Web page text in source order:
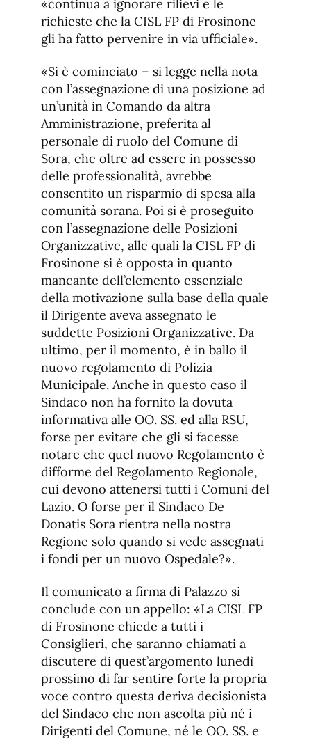
«continua a ignorare rilievi e le
richieste che la CISL FP di Frosinone
gli ha fatto pervenire in via ufficiale».
«Si è cominciato – si legge nella nota
con l’assegnazione di una posizione ad
un’unità in Comando da altra
Amministrazione, preferita al
personale di ruolo del Comune di
Sora, che oltre ad essere in possesso
delle professionalità, avrebbe
consentito un risparmio di spesa alla
comunità sorana. Poi si è proseguito
con l’assegnazione delle Posizioni
Organizzative, alle quali la CISL FP di
Frosinone si è opposta in quanto
mancante dell’elemento essenziale
della motivazione sulla base della quale
il Dirigente aveva assegnato le
suddette Posizioni Organizzative. Da
ultimo, per il momento, è in ballo il
nuovo regolamento di Polizia
Municipale. Anche in questo caso il
Sindaco non ha fornito la dovuta
informativa alle OO. SS. ed alla RSU,
forse per evitare che gli si facesse
notare che quel nuovo Regolamento è
difforme del Regolamento Regionale,
cui devono attenersi tutti i Comuni del
Lazio. O forse per il Sindaco De
Donatis Sora rientra nella nostra
Regione solo quando si vede assegnati
i fondi per un nuovo Ospedale?».
Il comunicato a firma di Palazzo si
conclude con un appello: «La CISL FP
di Frosinone chiede a tutti i
Consiglieri, che saranno chiamati a
discutere di quest’argomento lunedì
prossimo di far sentire forte la propria
voce contro questa deriva decisionista
del Sindaco che non ascolta più né i
Dirigenti del Comune, né le OO. SS. e